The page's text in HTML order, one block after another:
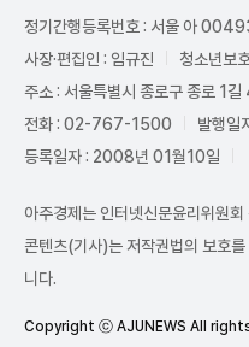
정기간행등록번호 : 서울 아
사장·편집인 : 임규진
청소년보
주소 : 서울특별시 종로구 종로 1
전화 : 02-767-1500
발행일
등록일자 : 2008년 01월10일
아주경제는 인터넷신문윤리위원
콘텐츠(기사)는 저작권법의 보호
니다.
Copyright ⓒ AJUNEWS All